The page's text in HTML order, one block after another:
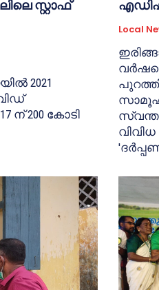
സ്റ്റാഫ്‌
2021
ന് 200 കോടി
Local